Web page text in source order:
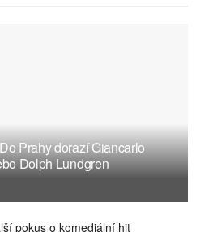
Prahy dorazí Giancarlo
Dolph Lundgren
pokus o komediální hit